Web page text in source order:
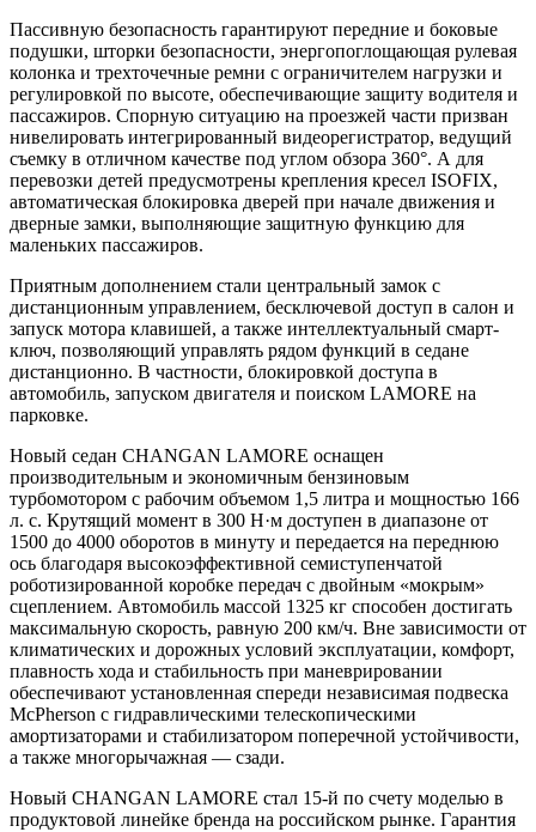
Пассивную безопасность гарантируют передние и боковые
подушки, шторки безопасности, энергопоглощающая рулевая
колонка и трехточечные ремни с ограничителем нагрузки и
регулировкой по высоте, обеспечивающие защиту водителя и
пассажиров. Спорную ситуацию на проезжей части призван
нивелировать интегрированный видеорегистратор, ведущий
съемку в отличном качестве под углом обзора 360°. А для
перевозки детей предусмотрены крепления кресел ISOFIX,
автоматическая блокировка дверей при начале движения и
дверные замки, выполняющие защитную функцию для
маленьких пассажиров.
Приятным дополнением стали центральный замок с
дистанционным управлением, бесключевой доступ в салон и
запуск мотора клавишей, а также интеллектуальный смарт-
ключ, позволяющий управлять рядом функций в седане
дистанционно. В частности, блокировкой доступа в
автомобиль, запуском двигателя и поиском LAMORE на
парковке.
Новый седан CHANGAN LAMORE оснащен
производительным и экономичным бензиновым
турбомотором с рабочим объемом 1,5 литра и мощностью 166
л. с. Крутящий момент в 300 Н·м доступен в диапазоне от
1500 до 4000 оборотов в минуту и передается на переднюю
ось благодаря высокоэффективной семиступенчатой
роботизированной коробке передач с двойным «мокрым»
сцеплением. Автомобиль массой 1325 кг способен достигать
максимальную скорость, равную 200 км/ч. Вне зависимости от
климатических и дорожных условий эксплуатации, комфорт,
плавность хода и стабильность при маневрировании
обеспечивают установленная спереди независимая подвеска
McPherson с гидравлическими телескопическими
амортизаторами и стабилизатором поперечной устойчивости,
а также многорычажная — сзади.
Новый CHANGAN LAMORE стал 15-й по счету моделью в
продуктовой линейке бренда на российском рынке. Гарантия